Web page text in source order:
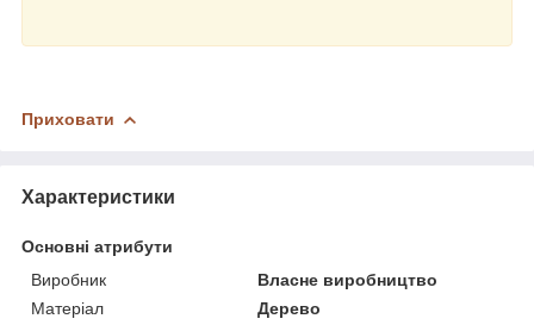
Приховати
Характеристики
Основні атрибути
Виробник
Власне виробництво
Матеріал
Дерево